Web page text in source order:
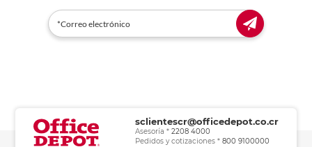
sclientescr@officedepot.co.cr
Asesoría *2208 4000
Pedidos y cotizaciones *800 9100000